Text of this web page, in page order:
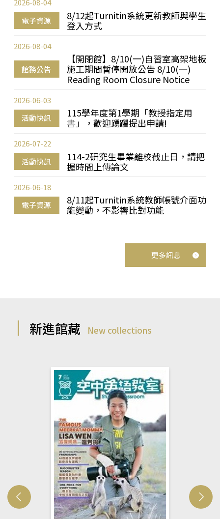
電子資源
8/12起Turnitin系統更新教師與學生
登入方式
2026-08-04
館務公告
【開閉館】8/10(一)自習室高架地板
施工期間暫停開放公告 8/10(一)
Reading Room Closure Notice
2026-08-04
活動快訊
115學年度第1學期「教授指定用
書」，歡迎踴躍提出申請!
2026-06-03
活動快訊
114-2研究生畢業離校截止日，請把
握時間上傳論文
2026-07-22
電子資源
8/11起Turnitin系統教師帳號介面功
能變動，不影響比對功能
2026-06-18
更多訊息
新進館藏 New collections